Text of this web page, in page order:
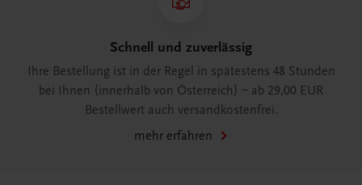
Schnell und zuverlässig
Ihre Bestellung ist in der Regel in spätestens 48 Stunden
bei Ihnen (innerhalb von Österreich) – ab 29,00 EUR
Bestellwert auch versandkostenfrei.
mehr erfahren